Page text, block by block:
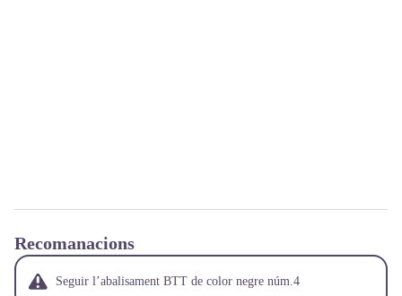
Recomanacions
Seguir l’abalisament BTT de color negre núm.4